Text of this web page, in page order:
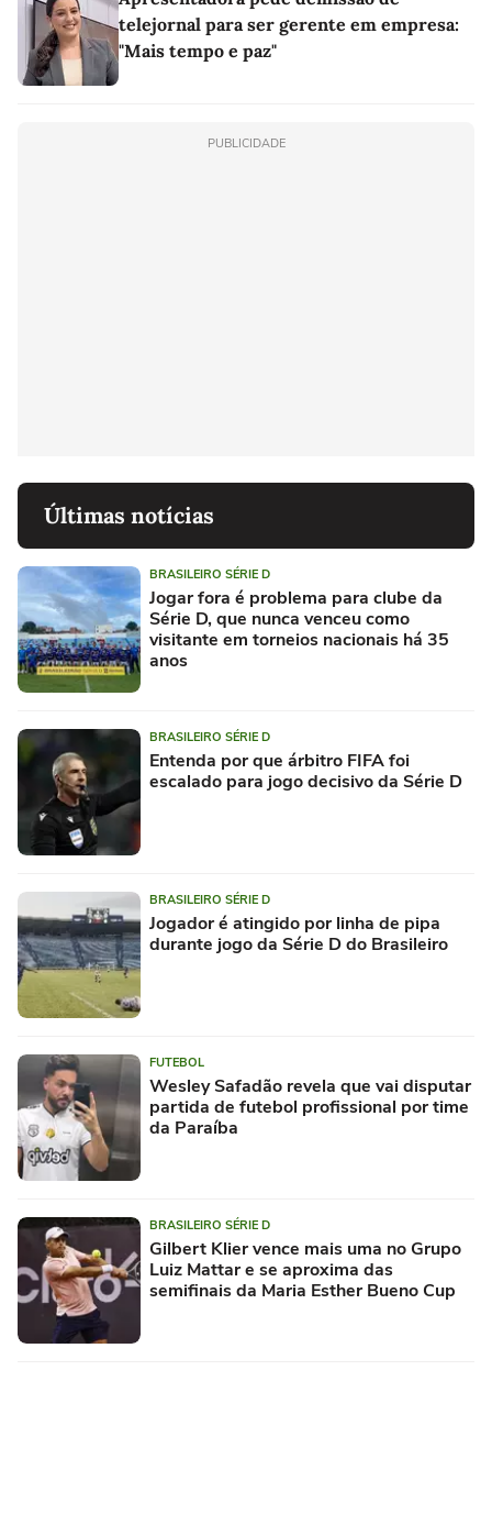
telejornal para ser gerente em empresa:
"Mais tempo e paz"
PUBLICIDADE
Últimas notícias
BRASILEIRO SÉRIE D
Jogar fora é problema para clube da
Série D, que nunca venceu como
visitante em torneios nacionais há 35
anos
BRASILEIRO SÉRIE D
Entenda por que árbitro FIFA foi
escalado para jogo decisivo da Série D
BRASILEIRO SÉRIE D
Jogador é atingido por linha de pipa
durante jogo da Série D do Brasileiro
FUTEBOL
Wesley Safadão revela que vai disputar
partida de futebol profissional por time
da Paraíba
BRASILEIRO SÉRIE D
Gilbert Klier vence mais uma no Grupo
Luiz Mattar e se aproxima das
semifinais da Maria Esther Bueno Cup